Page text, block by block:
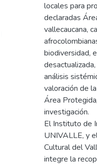
locales para
declaradas
vallecaucana,
biodiversidad,
análisis
valoración de
Área
investigación.
El Instituto de
UNIVALLE, y
Cultural del
integre la